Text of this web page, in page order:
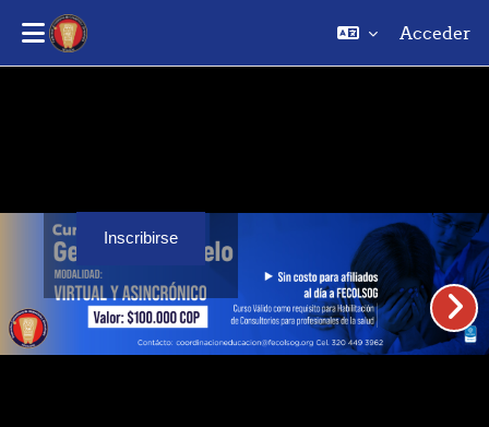
Acceder
Inscribirse